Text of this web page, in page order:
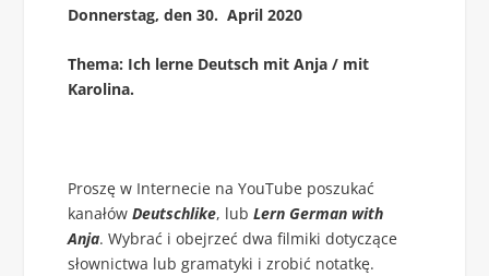
Donnerstag, den 30.April 2020
Thema: Ich lerne Deutsch mit Anja / mit
Karolina.
Proszę w Internecie na YouTube poszukać
kanałówDeutschlike, lubLern German with
Anja. Wybrać i obejrzeć dwa filmiki dotyczące
słownictwa lub gramatyki i zrobić notatkę.